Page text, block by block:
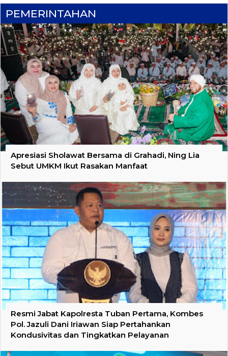
PEMERINTAHAN
Apresiasi Sholawat Bersama di Grahadi, Ning Lia
Sebut UMKM Ikut Rasakan Manfaat
Resmi Jabat Kapolresta Tuban Pertama, Kombes
Pol. Jazuli Dani Iriawan Siap Pertahankan
Kondusivitas dan Tingkatkan Pelayanan